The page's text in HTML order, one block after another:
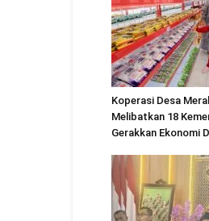
Koperasi Desa
Melibatkan 18
Gerakkan Ekonomi